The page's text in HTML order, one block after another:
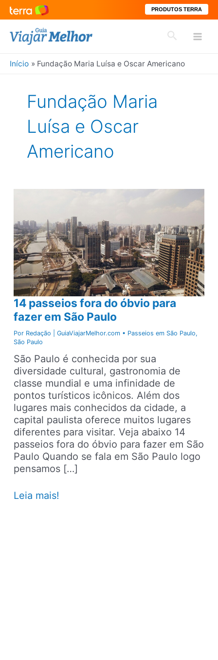
PRODUTOS TERRA
para
conteúdo
Pesquisar
Início Fundação Maria Luísa e Oscar Americano
Fundação Maria
Luísa e Oscar
Americano
14 passeios fora do óbvio para
fazer em São Paulo
Por Redação | GuiaViajarMelhor.com • Passeios em São Paulo,
São Paulo
São Paulo é conhecida por sua
diversidade cultural, gastronomia de
classe mundial e uma infinidade de
pontos turísticos icônicos. Além dos
lugares mais conhecidos da cidade, a
capital paulista oferece muitos lugares
diferentes para visitar. Veja abaixo 14
passeios fora do óbvio para fazer em São
Paulo Quando se fala em São Paulo logo
pensamos […]
14
Leia mais!